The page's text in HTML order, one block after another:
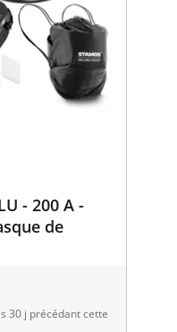
- 200 A -
de
30 j précédant cette